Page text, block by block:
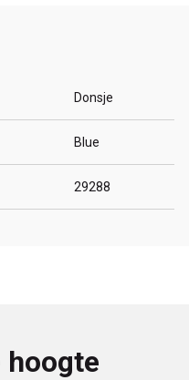
Donsje
Blue
29288
hoogte